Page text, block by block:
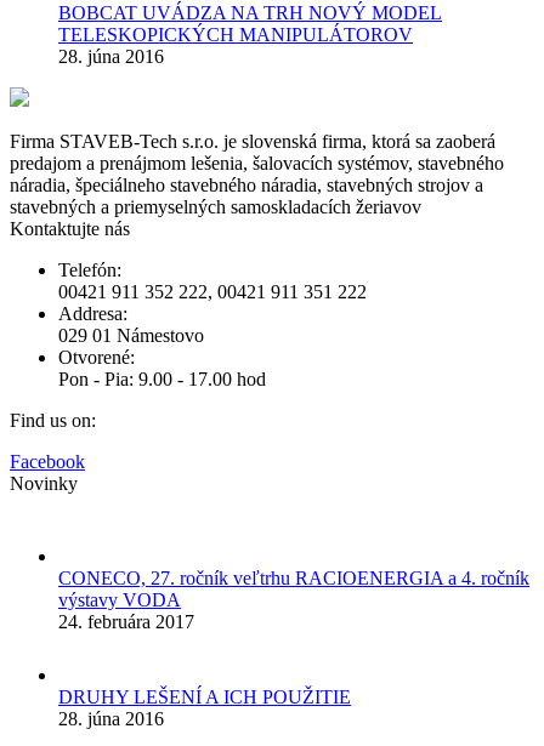
BOBCAT UVÁDZA NA TRH NOVÝ MODEL
TELESKOPICKÝCH MANIPULÁTOROV
28. júna 2016
Firma STAVEB-Tech s.r.o. je slovenská firma, ktorá sa zaoberá
predajom a prenájmom lešenia, šalovacích systémov, stavebného
náradia, špeciálneho stavebného náradia, stavebných strojov a
stavebných a priemyselných samoskladacích žeriavov
Kontaktujte nás
Telefón:
00421 911 352 222, 00421 911 351 222
Addresa:
029 01 Námestovo
Otvorené:
Pon - Pia: 9.00 - 17.00 hod
Find us on:
Facebook
Novinky
CONECO, 27. ročník veľtrhu RACIOENERGIA a 4. ročník
výstavy VODA
24. februára 2017
DRUHY LEŠENÍ A ICH POUŽITIE
28. júna 2016